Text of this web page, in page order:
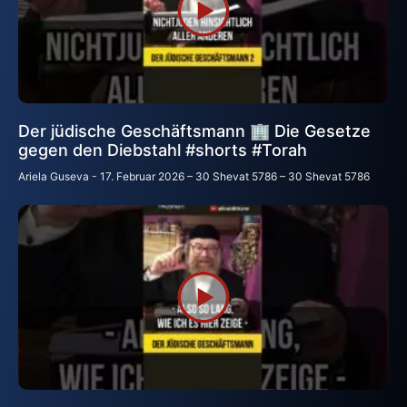
Der jüdische Geschäftsmann 🏢 Die Gesetze
gegen den Diebstahl #shorts #Torah
Ariela Guseva 17. Februar 2026 – 30 Shevat 5786 – 30 Shevat 5786